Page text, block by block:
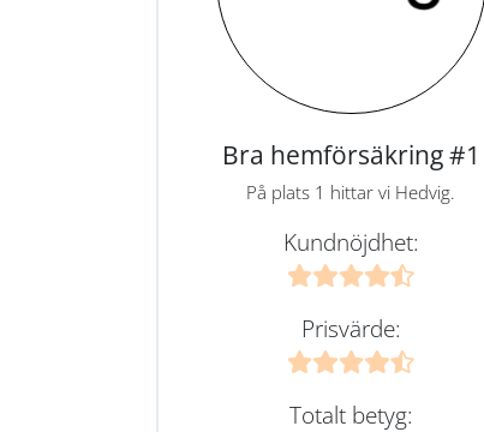
Bra hemförsäkring #1
På plats 1 hittar vi Hedvig.
Kundnöjdhet:
Prisvärde:
Totalt betyg: